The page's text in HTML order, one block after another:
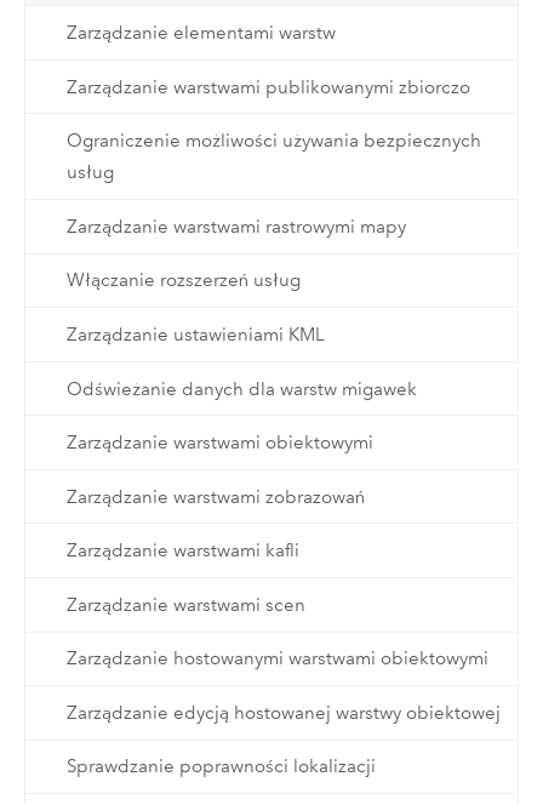
Zarządzanie elementami warstw
Zarządzanie warstwami publikowanymi zbiorczo
Ograniczenie możliwości używania bezpiecznych
usług
Zarządzanie warstwami rastrowymi mapy
Włączanie rozszerzeń usług
Zarządzanie ustawieniami KML
Odświeżanie danych dla warstw migawek
Zarządzanie warstwami obiektowymi
Zarządzanie warstwami zobrazowań
Zarządzanie warstwami kafli
Zarządzanie warstwami scen
Zarządzanie hostowanymi warstwami obiektowymi
Zarządzanie edycją hostowanej warstwy obiektowej
Sprawdzanie poprawności lokalizacji